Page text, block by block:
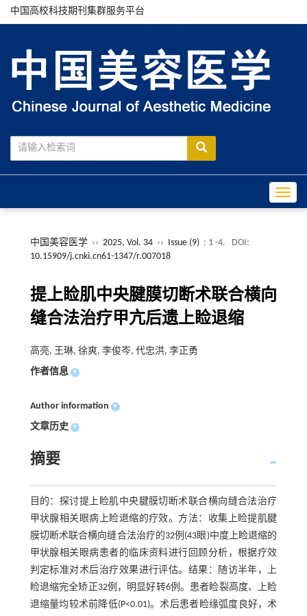
中国高校科技期刊集群服务平台
中国美容医学 ›› 2025, Vol. 34 ›› Issue (9) : 1 -4.
DOI:
10.15909/j.cnki.cn61-1347/r.007018
提上睑肌中央腱膜切断术联合横向
缝合法治疗甲亢后遗上睑退缩
高亮, 王琳, 徐爽, 李俊岑, 代忠洪, 李正勇
作者信息 +
Author information +
文章历史 +
摘要
目的：探讨提上睑肌中央腱膜切断术联合横向缝合法治疗
甲状腺相关眼病上睑退缩的疗效。方法：收集上睑提肌腱
膜切断术联合横向缝合法治疗的32例(43眼)中度上睑退缩的
甲状腺相关眼病患者的临床资料进行回顾分析，根据疗效
判定标准对术后治疗效果进行评估。结果：随访半年，上
睑退缩完全矫正32例，明显好转6例。患者睑裂高度、上睑
退缩量均较术前降低(P<0.01)。术后患者睑缘弧度良好，术